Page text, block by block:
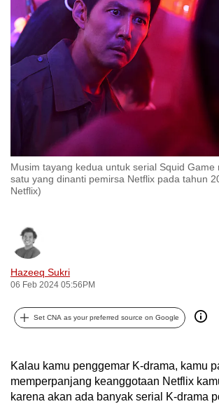
Musim tayang kedua untuk serial Squid Game
satu yang dinanti pemirsa Netflix pada tahun
Netflix)
Hazeeq Sukri
06 Feb 2024 05:56PM
Set CNA as your preferred source on Google
Kalau kamu penggemar K-drama, kamu
memperpanjang keanggotaan Netflix
karena akan ada banyak serial K-drama
to
switch
browsers
but
want
experience
with
CNA
to
secure
and
the
it
can
be.
To